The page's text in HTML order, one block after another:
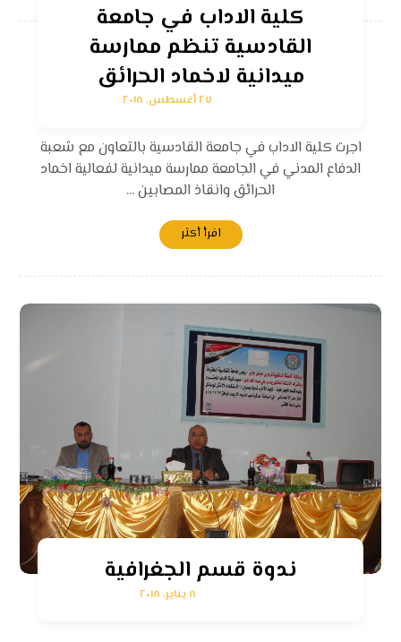
كلية الاداب في جامعة
القادسية تنظم ممارسة
ميدانية لاخماد الحرائق
٢٧ أغسطس، ٢٠١٨
اجرت كلية الاداب في جامعة القادسية بالتعاون مع شعبة
الدفاع المدني في الجامعة ممارسة ميدانية لفعالية اخماد
الحرائق وانقاذ المصابين ...
اقرأ أكثر
ندوة قسم الجغرافية
٨ يناير، ٢٠١٨